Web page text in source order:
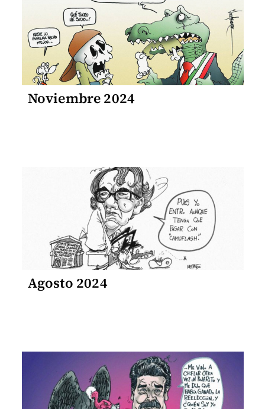
Noviembre 2024
Agosto 2024